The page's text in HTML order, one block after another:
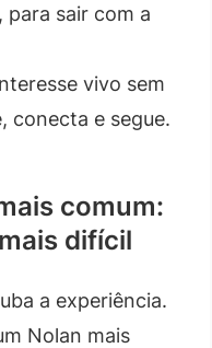
para sair com a
vivo sem
conecta e segue.
comum:
difícil
a experiência.
Nolan mais